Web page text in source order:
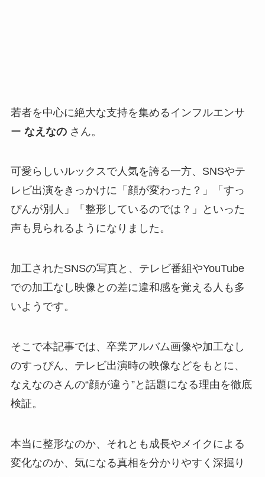
若者を中心に絶大な支持を集めるインフルエンサ
ー なえなのさん。
可愛らしいルックスで人気を誇る一方、SNSやテ
レビ出演をきっかけに「顔が変わった？」「すっ
ぴんが別人」「整形しているのでは？」といった
声も見られるようになりました。
加工されたSNSの写真と、テレビ番組やYouTube
での加工なし映像との差に違和感を覚える人も多
いようです。
そこで本記事では、卒業アルバム画像や加工なし
のすっぴん、テレビ出演時の映像などをもとに、
なえなのさんの“顔が違う”と話題になる理由を徹底
検証。
本当に整形なのか、それとも成長やメイクによる
変化なのか、気になる真相を分かりやすく深掘り